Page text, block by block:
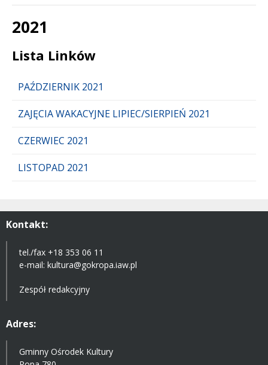
2021
Treść
Lista Linków
PAŹDZIERNIK 2021
ZAJĘCIA WAKACYJNE LIPIEC/SIERPIEŃ 2021
CZERWIEC 2021
LISTOPAD 2021
Kontakt:
tel./fax +18 353 06 11
e-mail: kultura@gokropa.iaw.pl
Zespół redakcyjny
Adres:
Gminny Ośrodek Kultury